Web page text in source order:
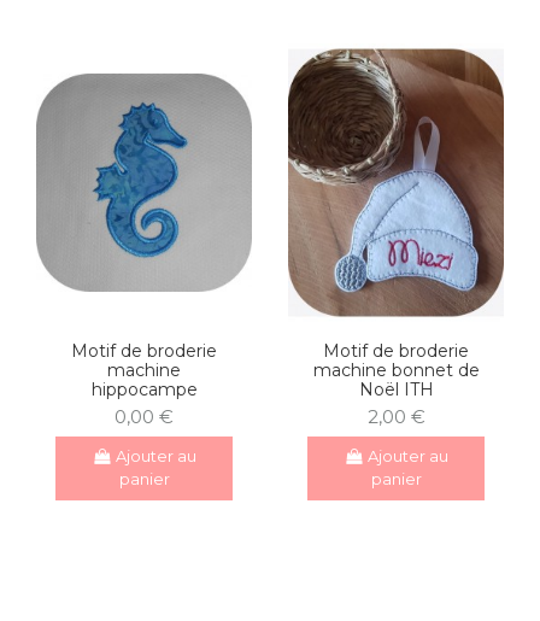
Motif de broderie
machine
hippocampe
0,00 €
Ajouter au
panier
Motif de broderie
machine bonnet de
Noël ITH
2,00 €
Ajouter au
panier